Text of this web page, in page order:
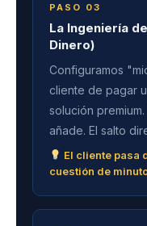
PASO 03
La Ingeniería
Dinero)
Configuramos
cliente de pagar
solución premium.
añade. El salto
El cliente pasa
cuestión de